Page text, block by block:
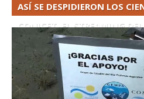
ASÍ SE DESPIDIERON LOS
CONICET. EL STREAMING